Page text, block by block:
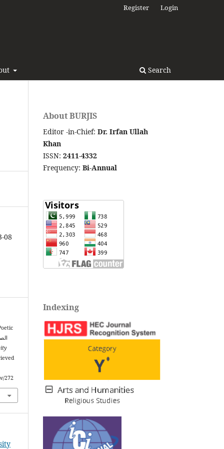
Search
Register Login
08
272
About BURJIS
Editor -in-Chief: Dr. Irfan Ullah
Khan
ISSN: 2411-4332
Frequency: Bi-Annual
Indexing